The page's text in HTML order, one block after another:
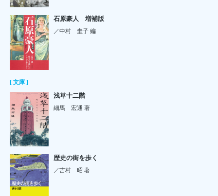
石原豪人 増補版
／中村 圭子 編
[ 文庫 ]
浅草十二階
細馬 宏通 著
歴史の街を歩く
／吉村 昭 著